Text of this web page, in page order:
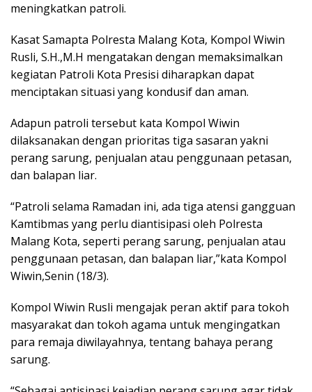
meningkatkan patroli.
Kasat Samapta Polresta Malang Kota, Kompol Wiwin
Rusli, S.H.,M.H mengatakan dengan memaksimalkan
kegiatan Patroli Kota Presisi diharapkan dapat
menciptakan situasi yang kondusif dan aman.
Adapun patroli tersebut kata Kompol Wiwin
dilaksanakan dengan prioritas tiga sasaran yakni
perang sarung, penjualan atau penggunaan petasan,
dan balapan liar.
“Patroli selama Ramadan ini, ada tiga atensi gangguan
Kamtibmas yang perlu diantisipasi oleh Polresta
Malang Kota, seperti perang sarung, penjualan atau
penggunaan petasan, dan balapan liar,”kata Kompol
Wiwin,Senin (18/3).
Kompol Wiwin Rusli mengajak peran aktif para tokoh
masyarakat dan tokoh agama untuk mengingatkan
para remaja diwilayahnya, tentang bahaya perang
sarung.